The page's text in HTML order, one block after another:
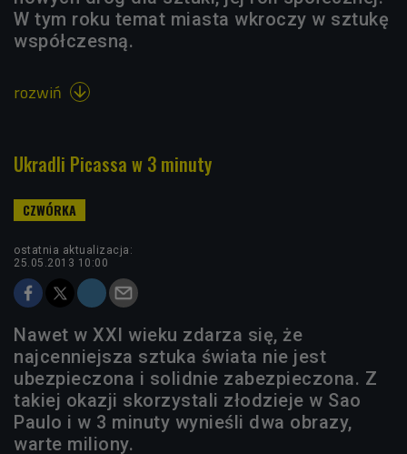
W tym roku temat miasta wkroczy w sztukę
współczesną.
rozwiń 
Ukradli Picassa w 3 minuty
ostatnia aktualizacja:
25.05.2013 10:00
Nawet w XXI wieku zdarza się, że
najcenniejsza sztuka świata nie jest
ubezpieczona i solidnie zabezpieczona. Z
takiej okazji skorzystali złodzieje w Sao
Paulo i w 3 minuty wynieśli dwa obrazy,
warte miliony.